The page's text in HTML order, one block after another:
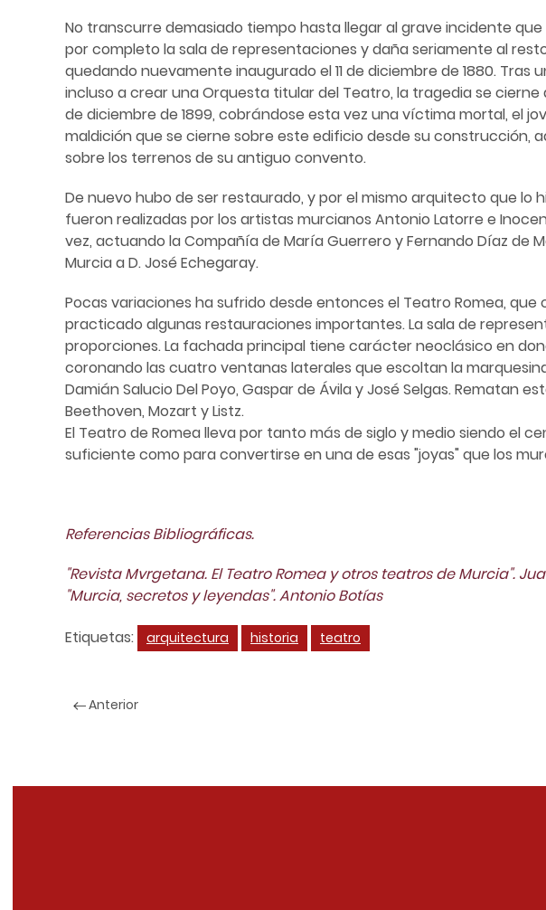
No transcurre demasiado tiempo hasta llegar al grave incidente
por completo la sala de representaciones y daña seriamente al
quedando nuevamente inaugurado el 11 de diciembre de 1880.
incluso a crear una Orquesta titular del Teatro, la tragedia se cierne
de diciembre de 1899, cobrándose esta vez una víctima mortal, el
maldición que se cierne sobre este edificio desde su
sobre los terrenos de su antiguo convento.
De nuevo hubo de ser restaurado, y por el mismo arquitecto que lo
fueron realizadas por los artistas murcianos Antonio Latorre e
vez, actuando la Compañía de María Guerrero y Fernando Díaz de
Murcia a D. José Echegaray.
Pocas variaciones ha sufrido desde entonces el Teatro Romea,
practicado algunas restauraciones importantes. La sala de
proporciones. La fachada principal tiene carácter neoclásico en
coronando las cuatro ventanas laterales que escoltan la
Damián Salucio Del Poyo, Gaspar de Ávila y José Selgas.
Beethoven, Mozart y Listz.
El Teatro de Romea lleva por tanto más de siglo y medio siendo el
suficiente como para convertirse en una de esas "joyas" que los
Referencias Bibliográficas.
"Revista Mvrgetana. El Teatro Romea y otros teatros de Murcia".
"Murcia, secretos y leyendas". Antonio Botías
Etiquetas:
arquitectura historia teatro
Anterior